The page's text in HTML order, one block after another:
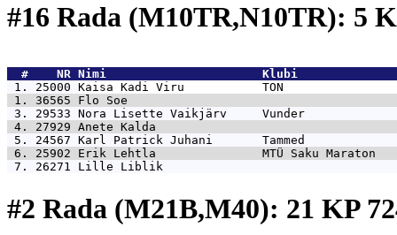
#16 Rada (M10TR,N10TR): 5
  #    NR
Nimi                      Klubi
1. 25000 Kaisa Kadi Viru           TON
1. 36565 Flo Soe
3. 29533 Nora Lisette Vaikjärv     Vunder
4. 27929 Anete Kalda
5. 24567 Karl Patrick Juhani       Tammed
6. 25902 Erik Lehtla               MTÜ Saku Maraton
7. 26271 Lille Liblik
#2 Rada (M21B,M40): 21 KP